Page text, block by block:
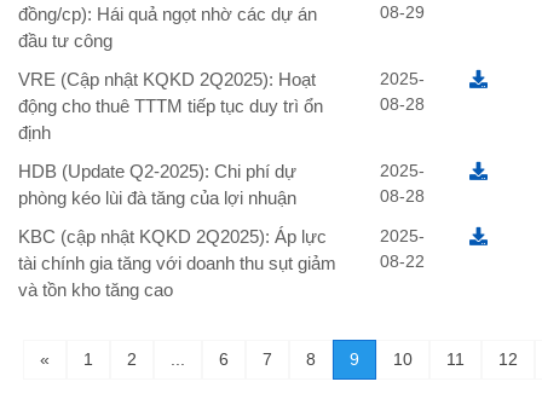
đồng/cp): Hái quả ngọt nhờ các dự án
đầu tư công
08-29
VRE (Cập nhật KQKD 2Q2025): Hoạt
động cho thuê TTTM tiếp tục duy trì ổn
định
2025-
08-28
HDB (Update Q2-2025): Chi phí dự
phòng kéo lùi đà tăng của lợi nhuận
2025-
08-28
KBC (cập nhật KQKD 2Q2025): Áp lực
tài chính gia tăng với doanh thu sụt giảm
và tồn kho tăng cao
2025-
08-22
« 1 2 ... 6 7 8 9 10 11 12